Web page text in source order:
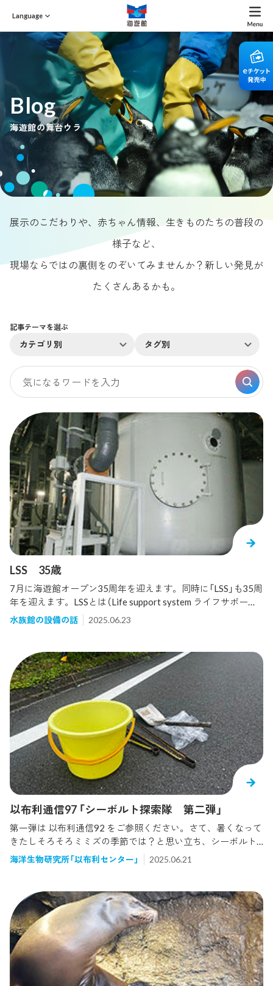
Language
Blog
海遊館の舞台ウラ
展示のこだわりや、赤ちゃん情報、生きものたちの普段の
様子など、
現場ならではの裏側をのぞいてみませんか？新しい発見が
たくさんあるかも。
記事テーマを選ぶ
カテゴリ別 タグ別
LSS 35歳
7月に海遊館オープン35周年を迎えます。同時に「LSS」も35周
年を迎えます。LSSとは（Life support system ライフサポート
システム）の頭文字を取ったもので、日本語では「生命維持装
置」と訳されています。カッコいい感じがしますが、「水槽の
観賞魚飼育とそれほど仕組みは変わりはありません。では「ど
こが違う？」 圧倒的に大きな水槽で、多種多様な生きものを
飼育し、水質の状態から細かな管理を24時間365日行ってい
るところでしょうか。水質管理については日々進歩してお
り、わたしたちも新しい技術を習得し、これからも、よりき
れいな水槽でいきいきとした生きものをご覧いただけるよう
に頑張っていきます！
水族館の設備の話 2025.06.23
以布利通信97 「シーボルト探索隊 第二弾」
第一弾は 以布利通信92 をご参照ください。さて、暑くなって
きたしそろそろミミズの季節では？と思い立ち、シーボルト
探索隊再結成です！ご近所さんにも聞き取り調査をして、怪
しそうな場所、以前見たことがある場所を中心に探します！
はガ（蛾）になる？おぉ！ぶっといミミズ！これはもしや...？で
もメタリックブルーじゃない...今回もシーボルトミミズは発見
に至りませんでした...梅雨になればきっともっといるはず！シ
ーボルト探索隊第三弾を乞うご期待！
海洋生物研究所「以布利センター」 2025.06.21